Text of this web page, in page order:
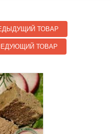
ТОВАР
ТОВАР